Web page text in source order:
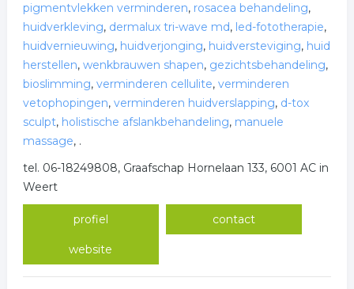
pigmentvlekken verminderen, rosacea behandeling,
huidverkleving, dermalux tri-wave md, led-fototherapie,
huidvernieuwing, huidverjonging, huidversteviging, huid
herstellen, wenkbrauwen shapen, gezichtsbehandeling,
bioslimming, verminderen cellulite, verminderen
vetophopingen, verminderen huidverslapping, d-tox
sculpt, holistische afslankbehandeling, manuele
massage, .
tel. 06-18249808, Graafschap Hornelaan 133, 6001 AC in
Weert
profiel contact
website